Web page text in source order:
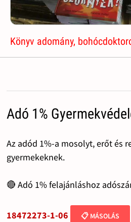
Könyv adomány,
Adó 1%
Az adód 1%-a mosolyt, erőt és
gyermekeknek.
🔴 Adó 1% felajánláshoz
18472273-1-06 📋 MÁSOLÁS